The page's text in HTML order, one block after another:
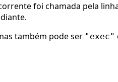
foi chamada pela
também pode ser "exec"